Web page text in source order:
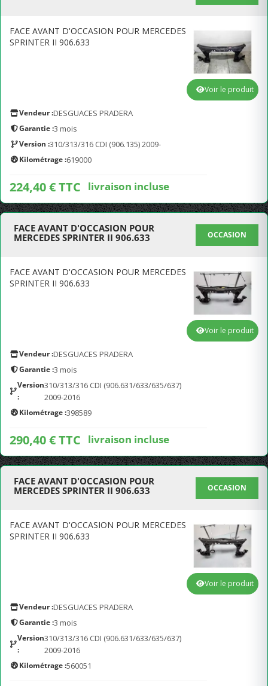
FACE AVANT D'OCCASION POUR MERCEDES
SPRINTER II 906.633
Vendeur :DESGUACES PRADERA
Garantie :3 mois
Version :310/313/316 CDI (906.135) 2009-
Kilométrage :619000
224,40 € TTC livraison incluse
Voir le produit
FACE AVANT D'OCCASION POUR
MERCEDES SPRINTER II 906.633
OCCASION
FACE AVANT D'OCCASION POUR MERCEDES
SPRINTER II 906.633
Vendeur :DESGUACES PRADERA
Garantie :3 mois
Version
:
310/313/316 CDI (906.631/633/635/637)
2009-2016
Kilométrage :398589
290,40 € TTC livraison incluse
Voir le produit
FACE AVANT D'OCCASION POUR
MERCEDES SPRINTER II 906.633
OCCASION
FACE AVANT D'OCCASION POUR MERCEDES
SPRINTER II 906.633
Vendeur :DESGUACES PRADERA
Garantie :3 mois
Version
:
310/313/316 CDI (906.631/633/635/637)
2009-2016
Kilométrage :560051
Voir le produit